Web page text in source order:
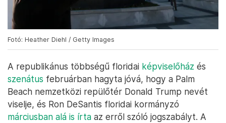
Fotó: Heather Diehl / Getty Images
A republikánus többségű floridai képviselőház és
szenátus februárban hagyta jóvá, hogy a Palm
Beach nemzetközi repülőtér Donald Trump nevét
viselje, és Ron DeSantis floridai kormányzó
márciusban alá is írta az erről szóló jogszabályt. A